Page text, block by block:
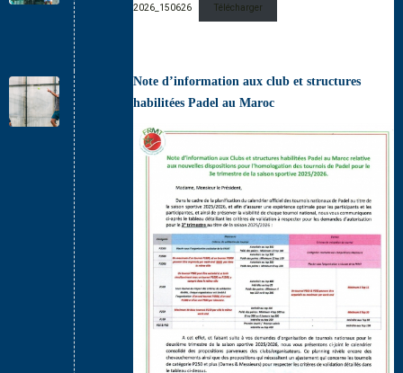
2026_150626
Télécharger
Note d’information aux club et structures
habilitées Padel au Maroc